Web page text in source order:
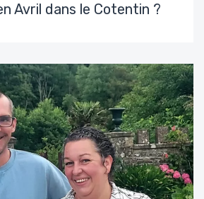
Avril dans le Cotentin ?